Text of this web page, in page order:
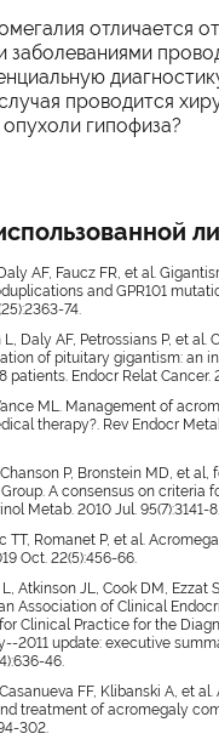
отличается
заболеваниями
проводится
гипофиза?
AF, Faucz FR, et al.
and GPR101
74.
L, Daly AF, Petrossians P, et al.
of pituitary gigantism: an
patients. Endocr Relat Cancer.
ML. Management of
therapy?. Rev Endocr
P, Bronstein MD, et al,
A consensus on criteria
Metab. 2010 Jul. 95(7):3141-8.
TT, Romanet P, et al.
Oct. 22(5):456-66.
Atkinson JL, Cook DM, Ezzat
Association of Clinical
Clinical Practice for the
2011 update: executive
46.
FF, Klibanski A, et
treatment of acromegaly
302.